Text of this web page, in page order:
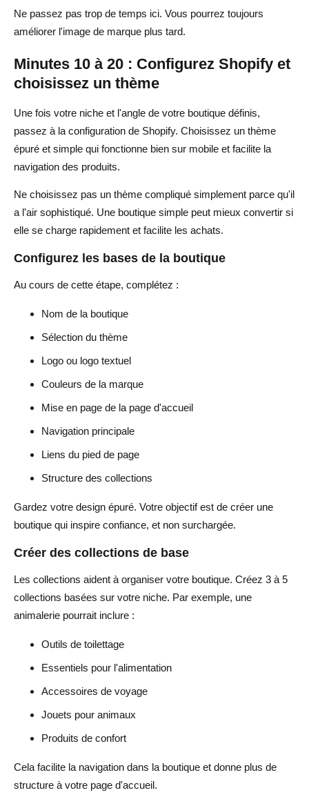
Ne passez pas trop de temps ici. Vous pourrez toujours
améliorer l'image de marque plus tard.
Minutes 10 à 20 : Configurez Shopify et
choisissez un thème
Une fois votre niche et l'angle de votre boutique définis,
passez à la configuration de Shopify. Choisissez un thème
épuré et simple qui fonctionne bien sur mobile et facilite la
navigation des produits.
Ne choisissez pas un thème compliqué simplement parce qu'il
a l'air sophistiqué. Une boutique simple peut mieux convertir si
elle se charge rapidement et facilite les achats.
Configurez les bases de la boutique
Au cours de cette étape, complétez :
Nom de la boutique
Sélection du thème
Logo ou logo textuel
Couleurs de la marque
Mise en page de la page d'accueil
Navigation principale
Liens du pied de page
Structure des collections
Gardez votre design épuré. Votre objectif est de créer une
boutique qui inspire confiance, et non surchargée.
Créer des collections de base
Les collections aident à organiser votre boutique. Créez 3 à 5
collections basées sur votre niche. Par exemple, une
animalerie pourrait inclure :
Outils de toilettage
Essentiels pour l'alimentation
Accessoires de voyage
Jouets pour animaux
Produits de confort
Cela facilite la navigation dans la boutique et donne plus de
structure à votre page d'accueil.